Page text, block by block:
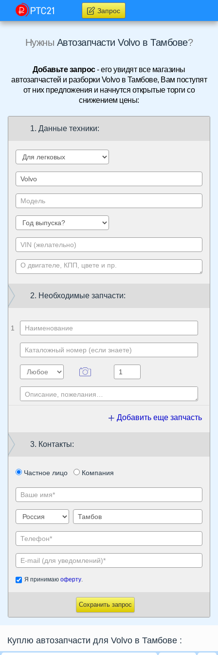
Запрос
Нужны Автозапчасти Volvo в Тамбове?
Добавьте запрос- его увидят все магазины
автозапчастей и разборки Volvo в Тамбове, Вам поступят
от них предложения и начнутся открытые торги со
снижением цены:
1. Данные техники:
2. Необходимые запчасти:
1
Добавить еще запчасть
3. Контакты:
Частное лицо Компания
Я принимаю оферту.
Сохранить запрос
Куплю автозапчасти для Volvo в Тамбове :